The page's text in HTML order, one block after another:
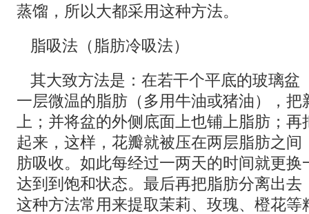
蒸馏，所以大都采用这种方法。
脂吸法（脂肪冷吸法）
其大致方法是：在若干个平底的玻璃盆
一层微温的脂肪（多用牛油或猪油），把
上；并将盆的外侧底面上也铺上脂肪；再
起来，这样，花瓣就被压在两层脂肪之间
肪吸收。如此每经过一两天的时间就更换
达到到饱和状态。最后再把脂肪分离出去
这种方法常用来提取茉莉、玫瑰、橙花等